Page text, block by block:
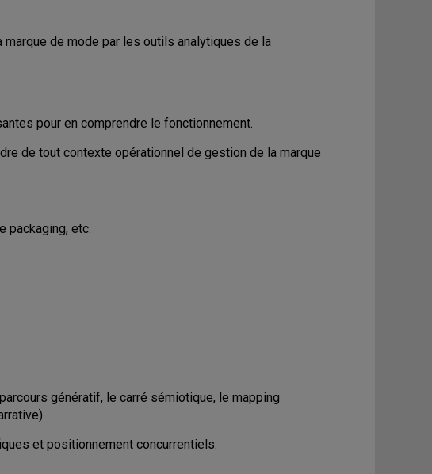
de mode par les outils analytiques de la
pour en comprendre le fonctionnement.
de tout contexte opérationnel de gestion de la marque
packaging, etc.
génératif, le carré sémiotique, le mapping
et positionnement concurrentiels.